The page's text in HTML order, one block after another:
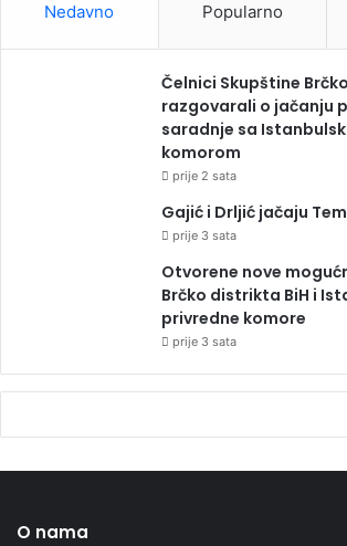
Nedavno Popularno
Čelnici Skupštine
razgovarali o jačanju
saradnje sa
komorom
prije 2 sata
Gajić i Drljić jačaju
prije 3 sata
Otvorene nove
Brčko distrikta BiH i
privredne komore
prije 3 sata
O nama